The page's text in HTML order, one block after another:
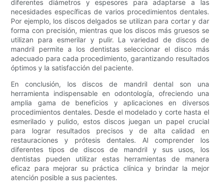
diferentes diámetros y espesores para adaptarse a las
necesidades específicas de varios procedimientos dentales.
Por ejemplo, los discos delgados se utilizan para cortar y dar
forma con precisión, mientras que los discos más gruesos se
utilizan para esmerilar y pulir. La variedad de discos de
mandril permite a los dentistas seleccionar el disco más
adecuado para cada procedimiento, garantizando resultados
óptimos y la satisfacción del paciente.
En conclusión, los discos de mandril dental son una
herramienta indispensable en odontología, ofreciendo una
amplia gama de beneficios y aplicaciones en diversos
procedimientos dentales. Desde el modelado y corte hasta el
esmerilado y pulido, estos discos juegan un papel crucial
para lograr resultados precisos y de alta calidad en
restauraciones y prótesis dentales. Al comprender los
diferentes tipos de discos de mandril y sus usos, los
dentistas pueden utilizar estas herramientas de manera
eficaz para mejorar su práctica clínica y brindar la mejor
atención posible a sus pacientes.